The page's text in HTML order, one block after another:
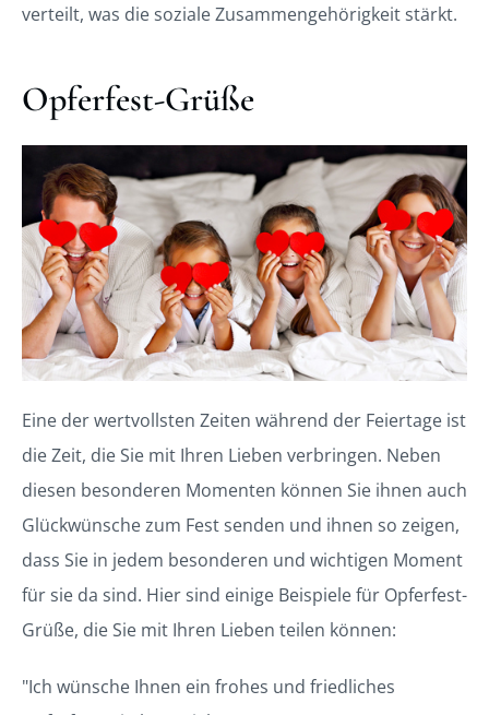
verteilt, was die soziale Zusammengehörigkeit stärkt.
Opferfest-Grüße
Eine der wertvollsten Zeiten während der Feiertage ist
die Zeit, die Sie mit Ihren Lieben verbringen. Neben
diesen besonderen Momenten können Sie ihnen auch
Glückwünsche zum Fest senden und ihnen so zeigen,
dass Sie in jedem besonderen und wichtigen Moment
für sie da sind. Hier sind einige Beispiele für Opferfest-
Grüße, die Sie mit Ihren Lieben teilen können:
"Ich wünsche Ihnen ein frohes und friedliches